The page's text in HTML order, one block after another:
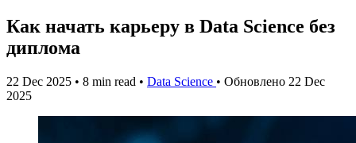
Как начать карьеру в Data Science без
диплома
22 Dec 2025 • 8 min read • Data Science • Обновлено 22 Dec
2025